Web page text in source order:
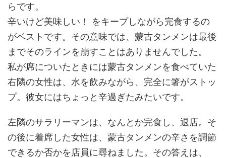
らです。
辛いけど美味しい！ をキープしながら完食するの
がベストです。その意味では、蒙古タンメンは最後
までそのラインを崩すことはありませんでした。
私が席についたときには蒙古タンメンを食べていた
右隣の女性は、水を飲みながら、完全に箸がストッ
プ。彼女にはちょっと辛過ぎたみたいです。
左隣のサラリーマンは、なんとか完食し、退店。そ
の後に着席した女性は、蒙古タンメンの辛さを調節
できるか否かを店員に尋ねました。その答えは、